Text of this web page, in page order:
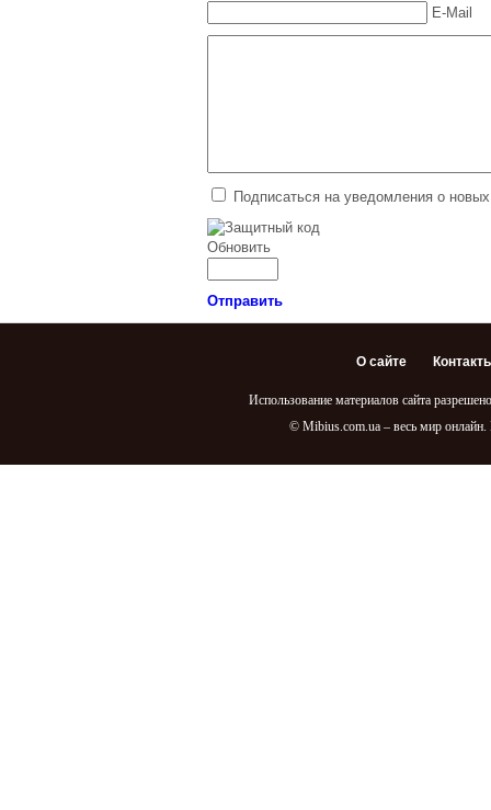
E-Mail
Подписаться на уведомления о
Обновить
Отправить
О сайте
Использование материалов сайта
© Mibius.com.ua – весь мир онлайн.